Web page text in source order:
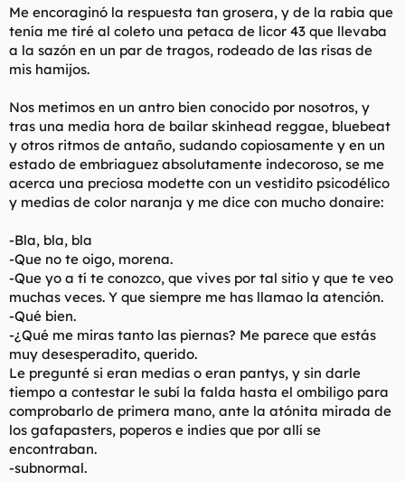
Me encoraginó la respuesta tan grosera, y de la rabia que
tenía me tiré al coleto una petaca de licor 43 que llevaba
a la sazón en un par de tragos, rodeado de las risas de
mis hamijos.
Nos metimos en un antro bien conocido por nosotros, y
tras una media hora de bailar skinhead reggae, bluebeat
y otros ritmos de antaño, sudando copiosamente y en un
estado de embriaguez absolutamente indecoroso, se me
acerca una preciosa modette con un vestidito psicodélico
y medias de color naranja y me dice con mucho donaire:
-Bla, bla, bla
-Que no te oigo, morena.
-Que yo a tí te conozco, que vives por tal sitio y que te veo
muchas veces. Y que siempre me has llamao la atención.
-Qué bien.
-¿Qué me miras tanto las piernas? Me parece que estás
muy desesperadito, querido.
Le pregunté si eran medias o eran pantys, y sin darle
tiempo a contestar le subí la falda hasta el ombiligo para
comprobarlo de primera mano, ante la atónita mirada de
los gafapasters, poperos e indies que por allí se
encontraban.
-subnormal.